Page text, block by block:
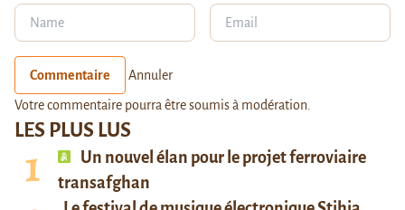
LES PLUS LUS
Un nouvel élan pour le projet ferroviaire
transafghan
Commentaire Annuler
Votre commentaire pourra être soumis à modération.